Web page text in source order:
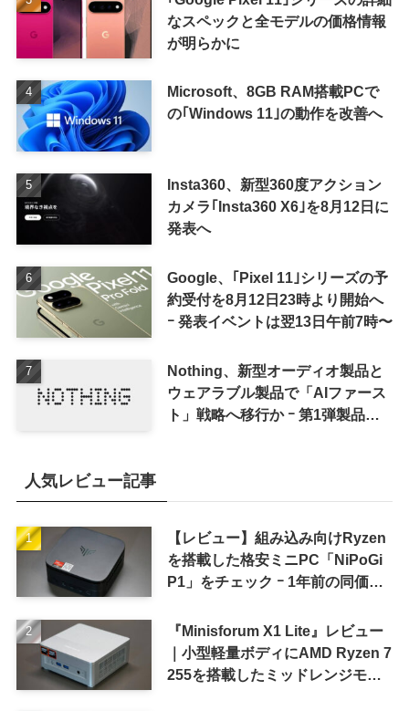
なスペックと全モデルの価格情報
が明らかに
Microsoft、8GB RAM搭載PCで
の｢Windows 11｣の動作を改善へ
Insta360、新型360度アクション
カメラ｢Insta360 X6｣を8月12日に
発表へ
Google、｢Pixel 11｣シリーズの予
約受付を8月12日23時より開始へ
ｰ 発表イベントは翌13日午前7時〜
Nothing、新型オーディオ製品と
ウェアラブル製品で「AIファース
ト」戦略へ移行か ｰ 第1弾製品は
人気レビュー記事
【レビュー】組み込み向けRyzen
を搭載した格安ミニPC「NiPoGi
P1」をチェック ｰ 1年前の同価格
『Minisforum X1 Lite』レビュー
｜小型軽量ボディにAMD Ryzen 7
255を搭載したミッドレンジモデ